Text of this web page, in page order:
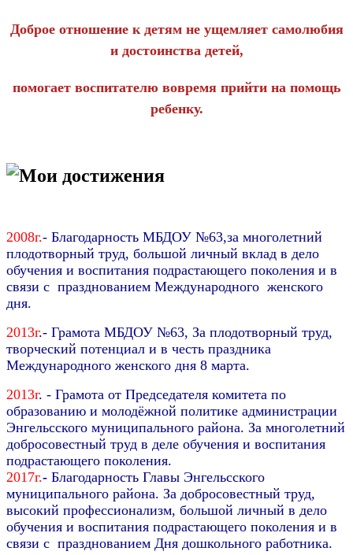
Доброе отношение к детям не ущемляет самолюбия
и достоинства детей,
помогает воспитателю вовремя прийти на помощь
ребенку.
Мои достижения
2008г.- Благодарность МБДОУ №63,за многолетний
плодотворный труд, большой личный вклад в дело
обучения и воспитания подрастающего поколения и в
связи с празднованием Международного женского
дня.
2013г.- Грамота МБДОУ №63, За плодотворный труд,
творческий потенциал и в честь праздника
Международного женского дня 8 марта.
2013г. - Грамота от Председателя комитета по
образованию и молодёжной политике администрации
Энгельсского муниципального района. За многолетний
добросовестный труд в деле обучения и воспитания
подрастающего поколения.
2017г.- Благодарность Главы Энгельсского
муниципального района. За добросовестный труд,
высокий профессионализм, большой личный в дело
обучения и воспитания подрастающего поколения и в
связи с празднованием Дня дошкольного работника.